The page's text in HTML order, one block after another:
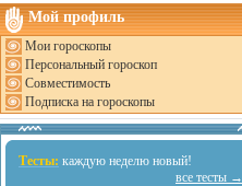
Мой профиль
Мои гороскопы
Персональный гороскоп
Совместимость
Подписка на гороскопы
Тесты: каждую неделю новый!
все тесты →